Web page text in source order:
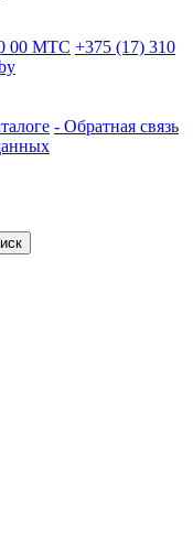
00 МТС +375 (17) 310
- Обратная связь